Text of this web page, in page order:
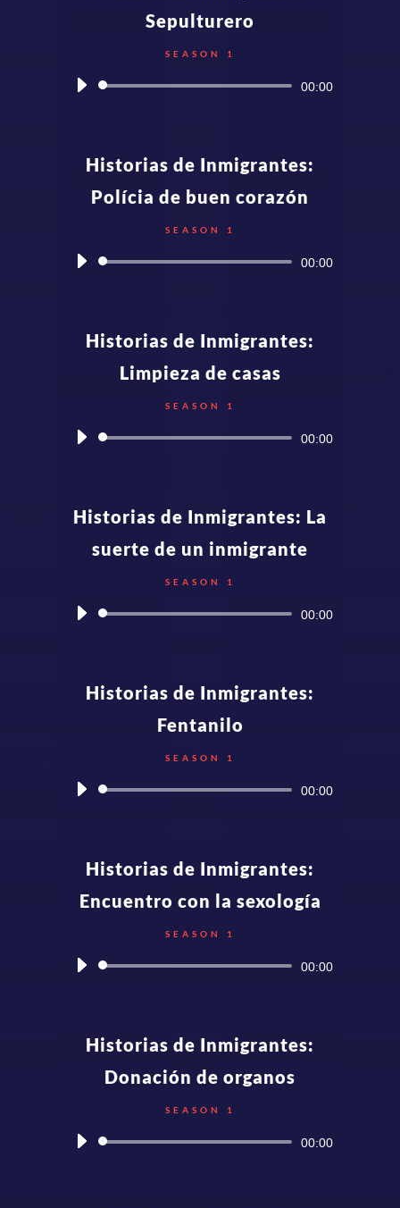
Sepulturero
SEASON 1
Audio
00:00
Historias de Inmigrantes:
Polícia de buen corazón
SEASON 1
Audio
00:00
Historias de Inmigrantes:
Limpieza de casas
SEASON 1
Audio
00:00
Historias de Inmigrantes: La
suerte de un inmigrante
SEASON 1
Audio
00:00
Historias de Inmigrantes:
Fentanilo
SEASON 1
Audio
00:00
Historias de Inmigrantes:
Encuentro con la sexología
SEASON 1
Audio
00:00
Historias de Inmigrantes:
Donación de organos
SEASON 1
Audio
00:00